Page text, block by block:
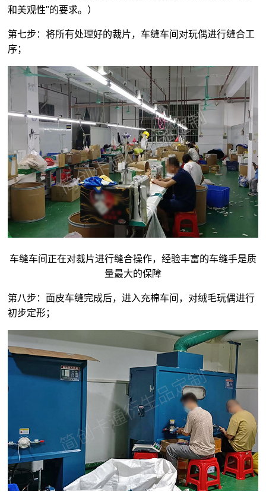
和美观性"的要求。）
第七步：将所有处理好的裁片，车缝车间对玩偶进行缝合工
序；
车缝车间正在对裁片进行缝合操作，经验丰富的车缝手是质
量最大的保障
第八步：面皮车缝完成后，进入充棉车间，对绒毛玩偶进行
初步定形；